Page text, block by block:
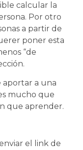
calcular la
Por otro
a partir de
poner esta
“de
aportar a una
mucho que
que aprender.
el link de